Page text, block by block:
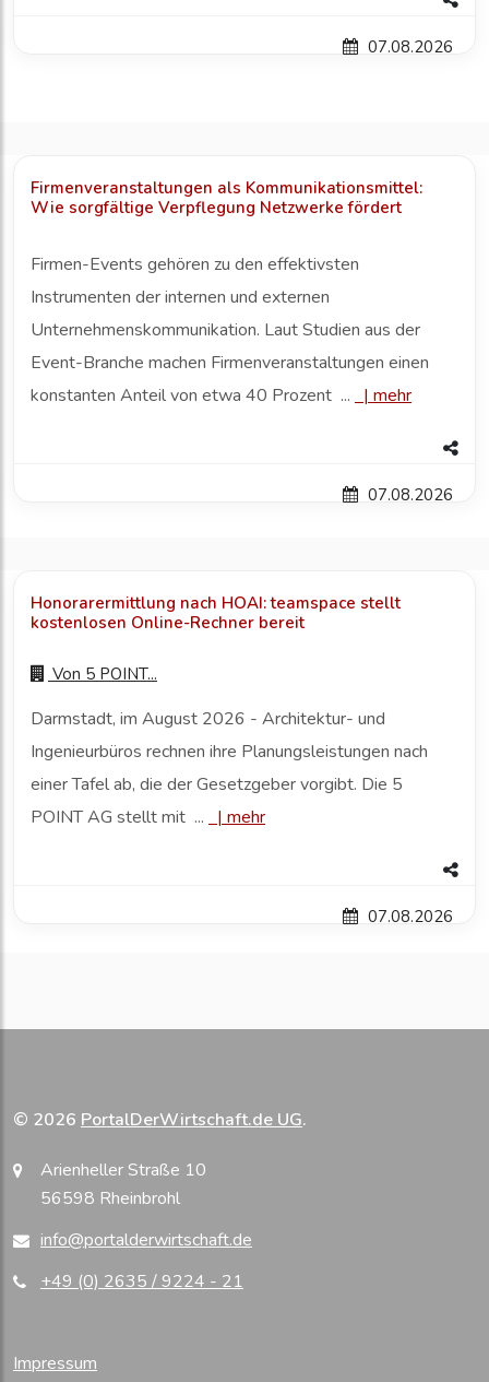
07.08.2026
Firmenveranstaltungen als Kommunikationsmittel:
Wie sorgfältige Verpflegung Netzwerke fördert
Firmen-Events gehören zu den effektivsten
Instrumenten der internen und externen
Unternehmenskommunikation. Laut Studien aus der
Event-Branche machen Firmenveranstaltungen einen
konstanten Anteil von etwa 40 Prozent ...
| mehr
07.08.2026
Honorarermittlung nach HOAI: teamspace stellt
kostenlosen Online-Rechner bereit
Von 5 POINT...
Darmstadt, im August 2026 - Architektur- und
Ingenieurbüros rechnen ihre Planungsleistungen nach
einer Tafel ab, die der Gesetzgeber vorgibt. Die 5
POINT AG stellt mit ...
| mehr
07.08.2026
© 2026 PortalDerWirtschaft.de UG.
Arienheller Straße 10
56598 Rheinbrohl
info@portalderwirtschaft.de
+49 (0) 2635 / 9224 - 21
Impressum